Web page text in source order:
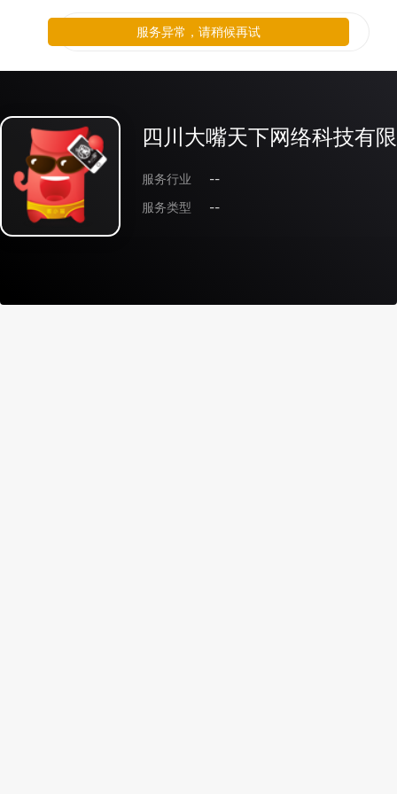
四川大嘴天下网络科技有
服务行业
--
服务类型
--
服务异常，请稍候再试